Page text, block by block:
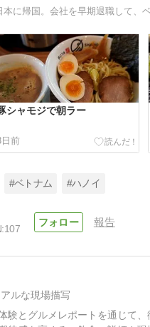
に帰国。会社を早期退職して、
シャモジで朝ラー
日前
#ベトナム #ハノイ
107
報告
ルな現場描写
験とグルメレポートを通じて